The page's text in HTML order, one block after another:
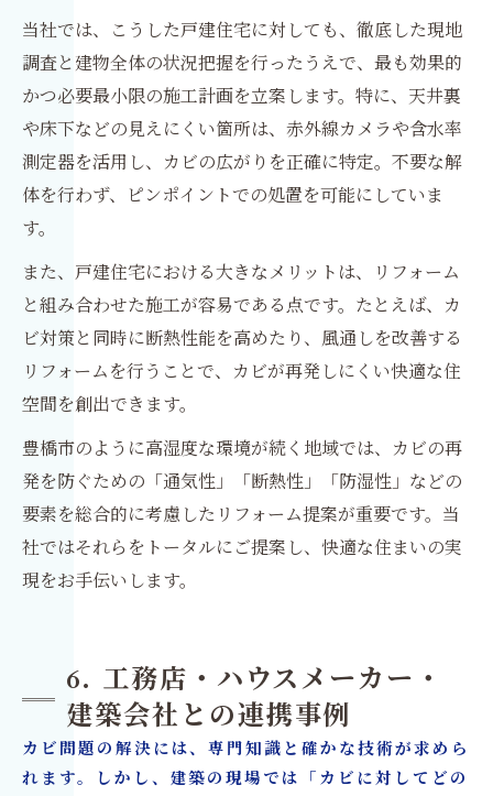
当社では、こうした戸建住宅に対しても、徹底した現地
調査と建物全体の状況把握を行ったうえで、最も効果的
かつ必要最小限の施工計画を立案します。特に、天井裏
や床下などの見えにくい箇所は、赤外線カメラや含水率
測定器を活用し、カビの広がりを正確に特定。不要な解
体を行わず、ピンポイントでの処置を可能にしていま
す。
また、戸建住宅における大きなメリットは、リフォーム
と組み合わせた施工が容易である点です。たとえば、カ
ビ対策と同時に断熱性能を高めたり、風通しを改善する
リフォームを行うことで、カビが再発しにくい快適な住
空間を創出できます。
豊橋市のように高湿度な環境が続く地域では、カビの再
発を防ぐための「通気性」「断熱性」「防湿性」などの
要素を総合的に考慮したリフォーム提案が重要です。当
社ではそれらをトータルにご提案し、快適な住まいの実
現をお手伝いします。
6. 工務店・ハウスメーカー・
建築会社との連携事例
カビ問題の解決には、専門知識と確かな技術が求めら
れます。しかし、建築の現場では「カビに対してどの